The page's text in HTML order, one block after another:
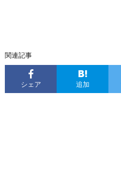
関連記事
シェア 追加